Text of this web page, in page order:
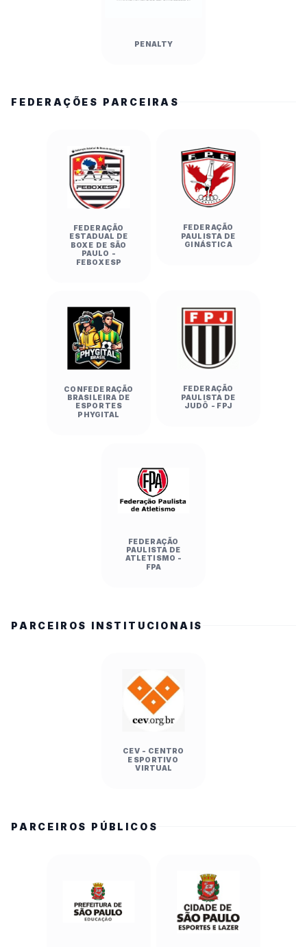
PENALTY
FEDERAÇÕES PARCEIRAS
FEDERAÇÃO
ESTADUAL DE
BOXE DE SÃO
PAULO -
FEBOXESP
FEDERAÇÃO
PAULISTA DE
GINÁSTICA
CONFEDERAÇÃO
BRASILEIRA DE
ESPORTES
PHYGITAL
FEDERAÇÃO
PAULISTA DE
JUDÔ - FPJ
FEDERAÇÃO
PAULISTA DE
ATLETISMO -
FPA
PARCEIROS INSTITUCIONAIS
CEV - CENTRO
ESPORTIVO
VIRTUAL
PARCEIROS PÚBLICOS